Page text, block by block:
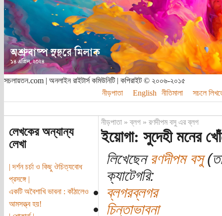
সচলায়তন.com | অনলাইন রাইটার্স কমিউনিটি | কপিরাইট © ২০০৬-২০১৫
নীড়পাতা
English নীতিমালা সচলে
লেখকের অন্যান্য
লেখা
| দর্শন চর্চা ও কিছু ঔচিত্যবোধ
প্রসঙ্গে |
একটি অবৈশাখি ভাবনা : কাঁঠালেও
আমসত্ত্ব হয়!
নীড়পাতা»ব্লগ» রণদীপম বসু এর ব্লগ
ইয়োগা: সুদেহী মনের
লিখেছেনরণদীপম বসু
ক্যাটেগরি:
ব্লগরব্লগর
চিন্তাভাবনা